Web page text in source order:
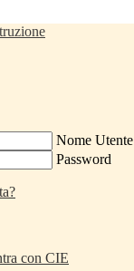
Nome Utente
Password
con CIE